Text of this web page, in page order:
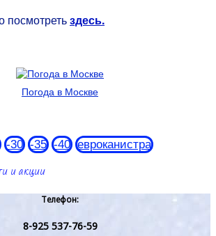
посмотретьздесь.
Погода в Москве
-30 -35 -40 евроканистра
и акции
Телефон:
8-925 537-76-59